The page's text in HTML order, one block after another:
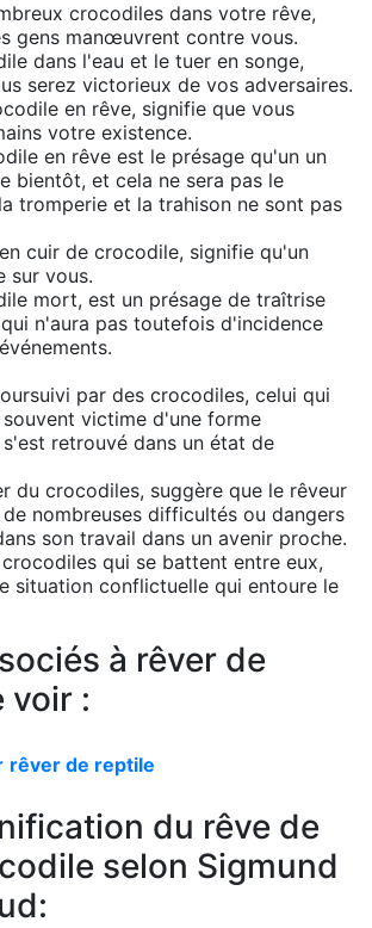
crocodiles dans votre rêve,
gens manœuvrent contre vous.
dans l'eau et le tuer en songe,
serez victorieux de vos adversaires.
en rêve, signifie que vous
votre existence.
en rêve est le présage qu'un un
bientôt, et cela ne sera pas le
tromperie et la trahison ne sont pas
cuir de crocodile, signifie qu'un
sur vous.
mort, est un présage de traîtrise
n'aura pas toutefois d'incidence
par des crocodiles, celui qui
victime d'une forme
retrouvé dans un état de
du crocodiles, suggère que le rêveur
nombreuses difficultés ou dangers
son travail dans un avenir proche.
qui se battent entre eux,
situation conflictuelle qui entoure le
à rêver de
voir :
rêver de reptile
du rêve de
selon Sigmund